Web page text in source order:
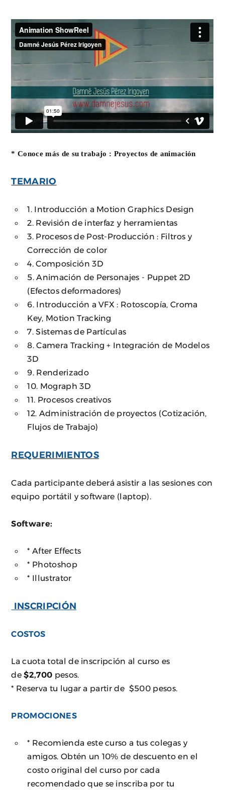
* Conoce más de su trabajo : Proyectos de animación
TEMARIO
1. Introducción a Motion Graphics Design
2. Revisión de interfaz y herramientas
3. Procesos de Post-Producción : Filtros y
Corrección de color
4. Composición 3D
5. Animación de Personajes - Puppet 2D
(Efectos deformadores)
6. Introducción a VFX : Rotoscopía, Croma
Key, Motion Tracking
7. Sistemas de Partículas
8. Camera Tracking + Integración de Modelos
3D
9. Renderizado
10. Mograph 3D
11. Procesos creativos
12. Administración de proyectos (Cotización,
Flujos de Trabajo)
REQUERIMIENTOS
Cada participante deberá asistir a las sesiones con
equipo portátil y software (laptop).
Software:
* After Effects
* Photoshop
* Illustrator
INSCRIPCIÓN
COSTOS
La cuota total de inscripción al curso es
de$2,700 pesos.
* Reserva tu lugar a partir de $500 pesos.
PROMOCIONES
* Recomienda este curso a tus colegas y
amigos. Obtén un 10% de descuento en el
costo original del curso por cada
recomendado que se inscriba por tu